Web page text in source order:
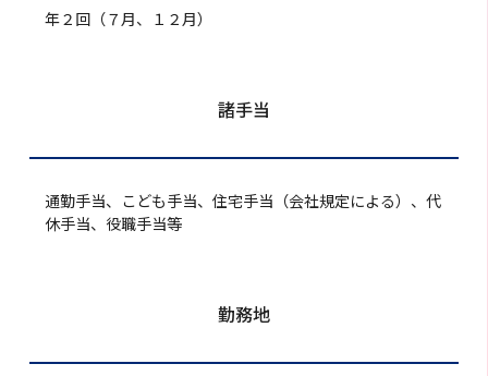
年２回（７月、１２月）
諸手当
通勤手当、こども手当、住宅手当（会社規定による）、代
休手当、役職手当等
勤務地